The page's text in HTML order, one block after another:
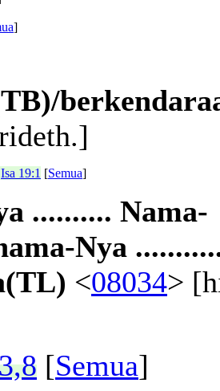
]
Isa 19:1 [Semua]
.......... Nama-
Nya
<08034>
[Semua]